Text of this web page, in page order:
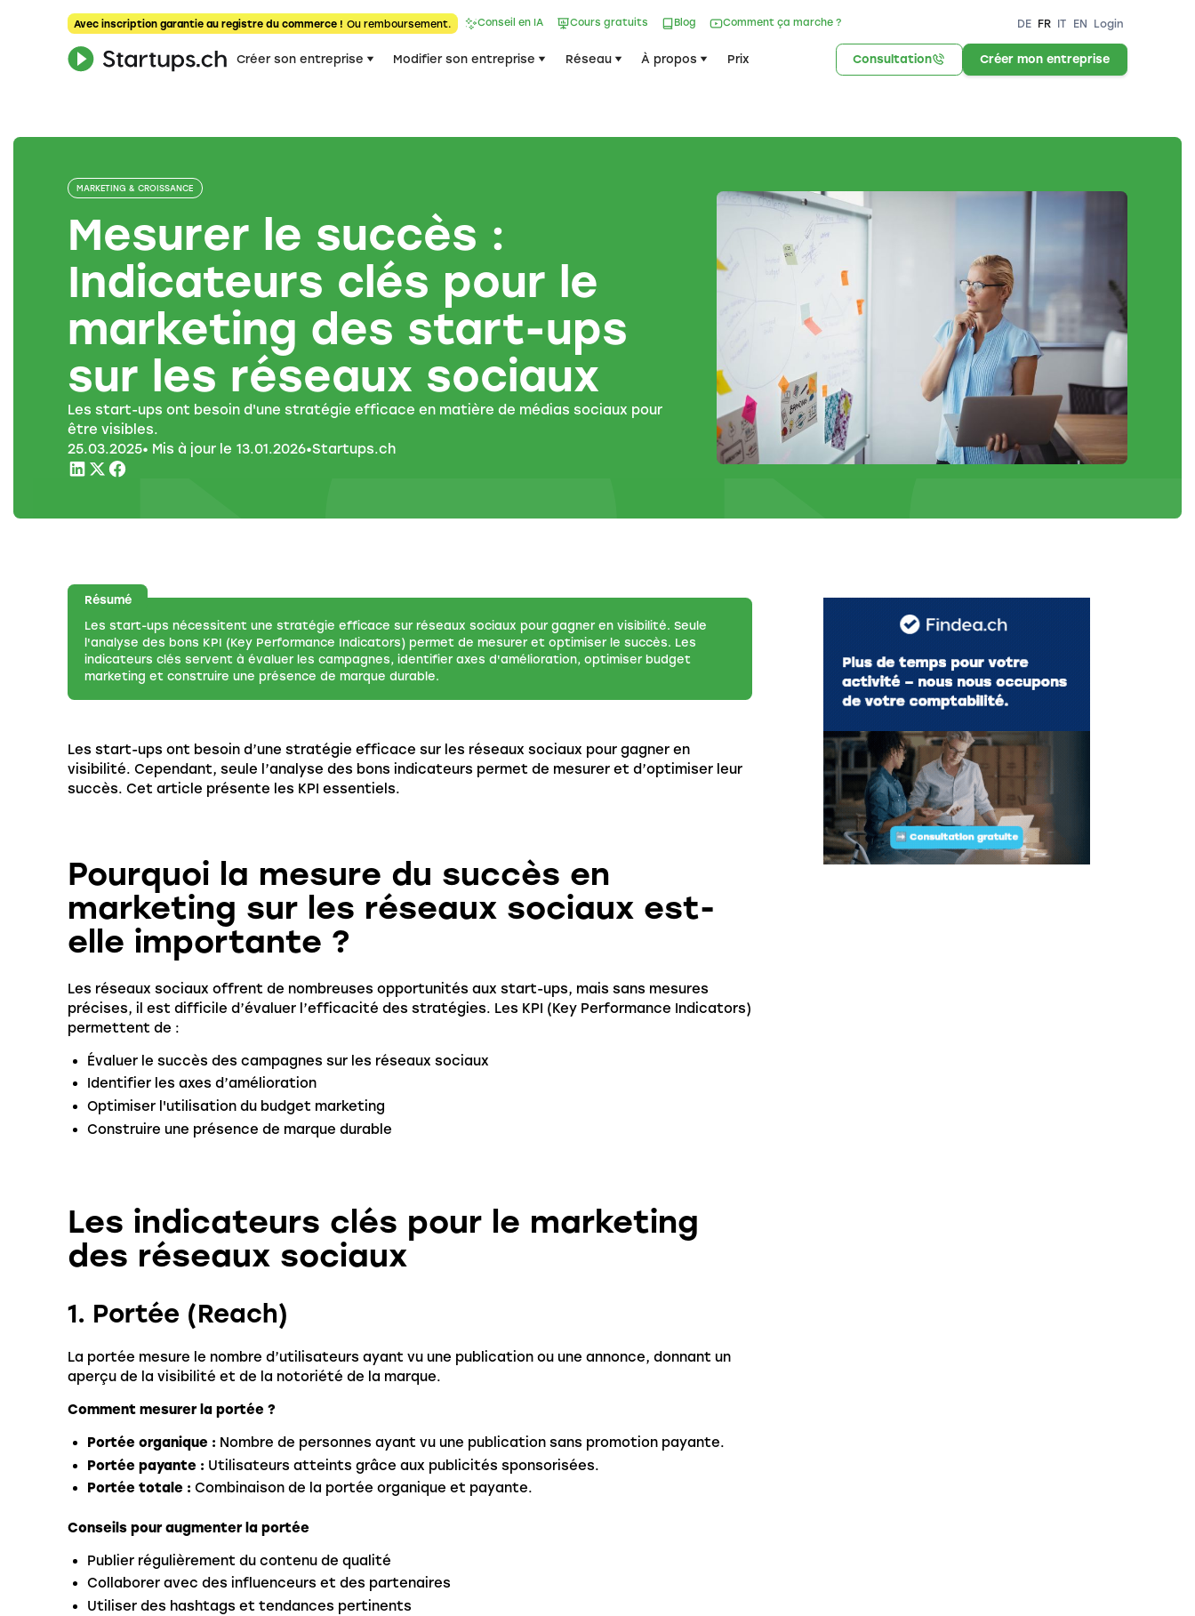
Avec inscription garantie au registre du commerce ! Ou remboursement. Conseil en IA Cours gratuits Blog Comment ça marche ? DE FR IT EN Login
Créer son entreprise Modifier son entreprise Réseau À propos Prix Consultation Créer mon entreprise
MARKETING & CROISSANCE
Mesurer le succès :
Indicateurs clés pour le
marketing des start-ups
sur les réseaux sociaux
Les start-ups ont besoin d'une stratégie efficace en matière de médias sociaux pour
être visibles.
25.03.2025• Mis à jour le 13.01.2026•Startups.ch
Résumé
Les start-ups nécessitent une stratégie efficace sur réseaux sociaux pour gagner en visibilité. Seule
l'analyse des bons KPI (Key Performance Indicators) permet de mesurer et optimiser le succès. Les
indicateurs clés servent à évaluer les campagnes, identifier axes d'amélioration, optimiser budget
marketing et construire une présence de marque durable.
Les start-ups ont besoin d’une stratégie efficace sur les réseaux sociaux pour gagner en
visibilité. Cependant, seule l’analyse des bons indicateurs permet de mesurer et d’optimiser leur
succès. Cet article présente les KPI essentiels.
Pourquoi la mesure du succès en
marketing sur les réseaux sociaux est-
elle importante ?
Les réseaux sociaux offrent de nombreuses opportunités aux start-ups, mais sans mesures
précises, il est difficile d’évaluer l’efficacité des stratégies. Les KPI (Key Performance Indicators)
permettent de :
Évaluer le succès des campagnes sur les réseaux sociaux
Identifier les axes d’amélioration
Optimiser l'utilisation du budget marketing
Construire une présence de marque durable
Les indicateurs clés pour le marketing
des réseaux sociaux
1. Portée (Reach)
La portée mesure le nombre d’utilisateurs ayant vu une publication ou une annonce, donnant un
aperçu de la visibilité et de la notoriété de la marque.
Comment mesurer la portée ?
Portée organique : Nombre de personnes ayant vu une publication sans promotion payante.
Portée payante : Utilisateurs atteints grâce aux publicités sponsorisées.
Portée totale : Combinaison de la portée organique et payante.
Conseils pour augmenter la portée
Publier régulièrement du contenu de qualité
Collaborer avec des influenceurs et des partenaires
Utiliser des hashtags et tendances pertinents